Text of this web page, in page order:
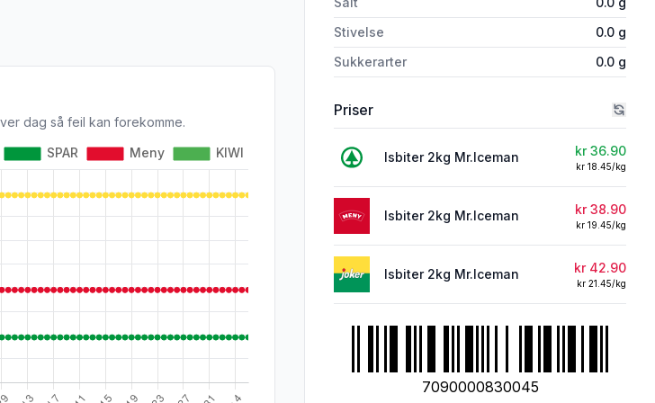
dag så feil kan forekomme.
Stivelse
0.0 g
Sukkerarter
0.0 g
Priser
Isbiter 2kg Mr.Iceman kr 36.90
kr 18.45/kg
Isbiter 2kg Mr.Iceman kr 38.90
kr 19.45/kg
Isbiter 2kg Mr.Iceman kr 42.90
kr 21.45/kg
7090000830045